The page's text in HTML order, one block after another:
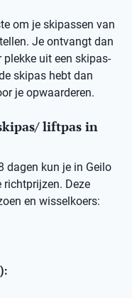
om je skipassen van
Je ontvangt dan
plekke uit een skipas-
skipas hebt dan
je opwaarderen.
liftpas in
dagen kun je in Geilo
richtprijzen. Deze
en wisselkoers: